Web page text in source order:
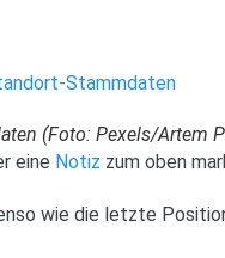
(Foto: Pexels/Artem
eine Notiz zum oben
wie die letzte